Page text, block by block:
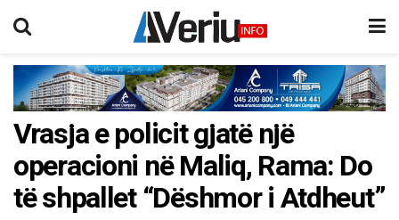
Vrasja e policit gjatë një
operacioni në Maliq, Rama: Do
të shpallet “Dëshmor i Atdheut”